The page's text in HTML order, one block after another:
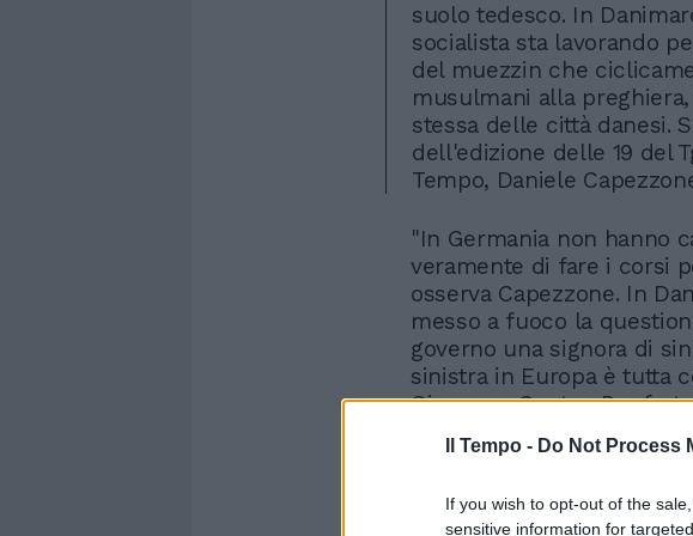
Il Tempo - Do Not Process
If you wish to opt-out of the
sensitive information for
suolo tedesco. In
socialista sta lavorando
del muezzin che
musulmani alla
stessa delle città danesi.
dell'edizione delle 19 del
Tempo, Daniele
"In Germania non hanno
veramente di fare i corsi
osserva Capezzone. In
messo a fuoco la
governo una signora di
sinistra in Europa è tutta
Giuseppe Conte... Per
sinistre che ascoltano gli